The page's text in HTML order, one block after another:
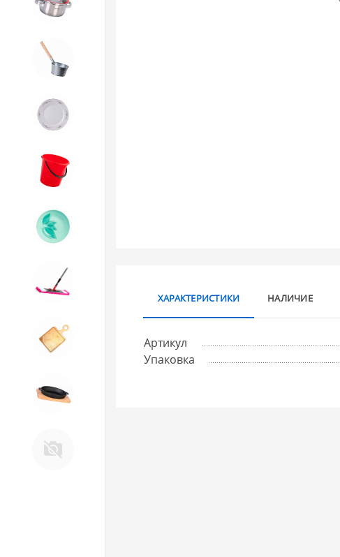
11. Товары для КУХНИ
ХАРАКТЕРИСТИКИ НАЛИЧИЕ
Артикул
Упаковка